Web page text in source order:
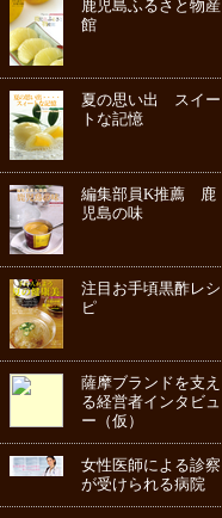
鹿児島ふるさと物産
館
夏の思い出 スイー
トな記憶
編集部員K推薦 鹿
児島の味
注目お手頃黒酢レシ
ピ
薩摩ブランドを支え
る経営者インタビュ
ー（仮）
女性医師による診察
が受けられる病院